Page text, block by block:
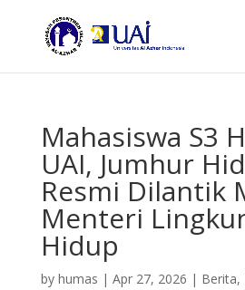
Mahasiswa S3
UAI, Jumhur
Resmi Dilantik
Menteri
Hidup
by humas | Apr 27, 2026 | Berita,